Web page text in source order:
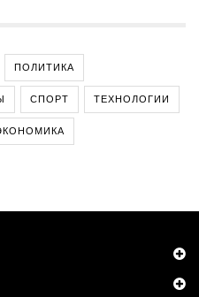
ПОЛИТИКА
СПОРТ ТЕХНОЛОГИИ